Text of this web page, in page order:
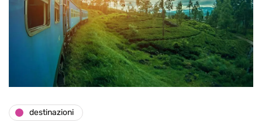
destinazioni